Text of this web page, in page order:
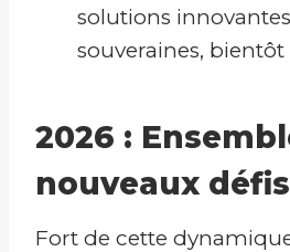
solutions
souveraines,
2026 :
nouveaux défis
Fort de cette